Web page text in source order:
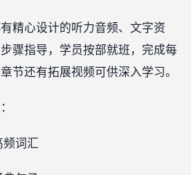
精心设计的听力音频、文字资
骤指导，学员按部就班，完成每
节还有拓展视频可供深入学习。
频词汇